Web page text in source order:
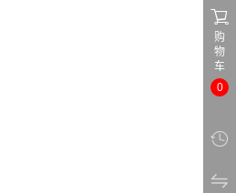

购
物
车
0

